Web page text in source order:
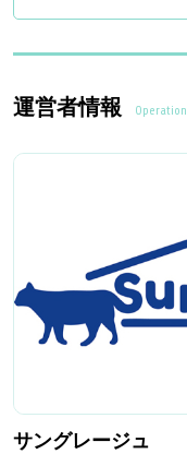
運営者情報 Operation
サングレージュ